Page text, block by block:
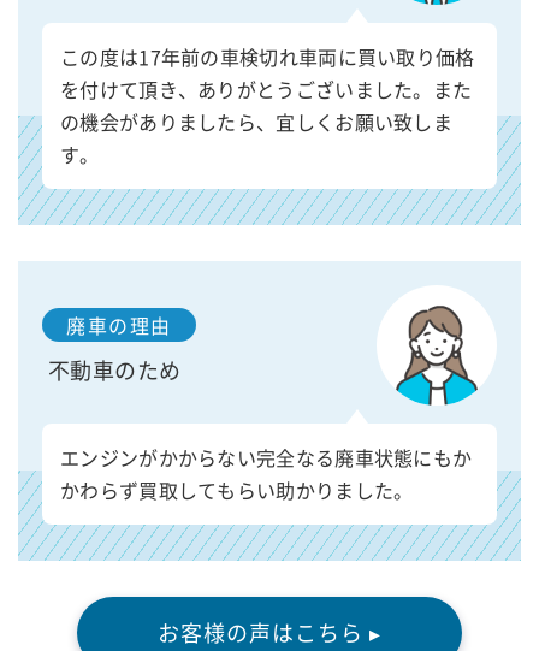
この度は17年前の車検切れ車両に買い取り価格
を付けて頂き、ありがとうございました。また
の機会がありましたら、宜しくお願い致しま
す。
廃車の理由
不動車のため
エンジンがかからない完全なる廃車状態にもか
かわらず買取してもらい助かりました。
お客様の声はこちら ▸